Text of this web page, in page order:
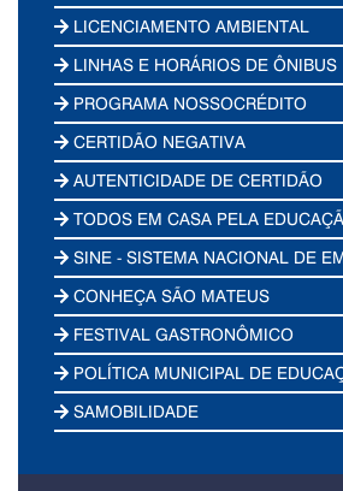
LICENCIAMENTO AMBIENTAL
LINHAS E HORÁRIOS DE ÔNIBUS
PROGRAMA NOSSOCRÉDITO
CERTIDÃO NEGATIVA
AUTENTICIDADE DE CERTIDÃO
TODOS EM CASA PELA
SINE - SISTEMA NACIONAL DE
CONHEÇA SÃO MATEUS
FESTIVAL GASTRONÔMICO
POLÍTICA MUNICIPAL DE
SAMOBILIDADE